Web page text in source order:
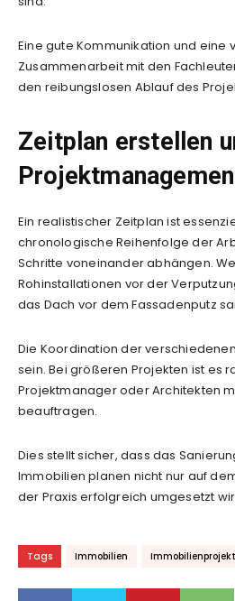
Eine gute Kommunikation und eine
Zusammenarbeit mit den
den reibungslosen Ablauf des
Zeitplan erstellen
Ein realistischer Zeitplan ist
chronologische Reihenfolge der
Schritte voneinander abhängen.
Rohinstallationen vor der
das Dach vor dem Fassadenputz
Die Koordination der
sein. Bei größeren Projekten ist es
Projektmanager oder Architekten
beauftragen.
Dies stellt sicher, dass das
Immobilien planen nicht nur auf
der Praxis erfolgreich umgesetzt
Tags Immobilien Immobilienprojekt